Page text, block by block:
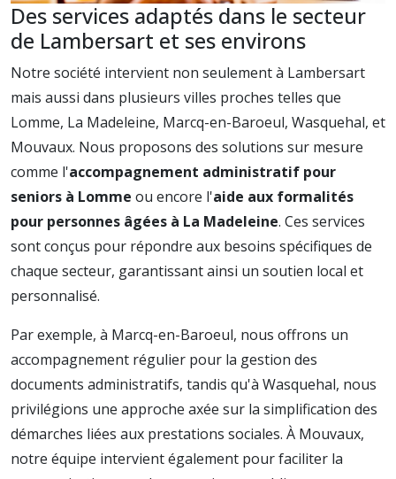
Des services adaptés dans le secteur
de Lambersart et ses environs
Notre société intervient non seulement à Lambersart
mais aussi dans plusieurs villes proches telles que
Lomme, La Madeleine, Marcq-en-Baroeul, Wasquehal, et
Mouvaux. Nous proposons des solutions sur mesure
comme l'accompagnement administratif pour
seniors à Lomme ou encore l'aide aux formalités
pour personnes âgées à La Madeleine. Ces services
sont conçus pour répondre aux besoins spécifiques de
chaque secteur, garantissant ainsi un soutien local et
personnalisé.
Par exemple, à Marcq-en-Baroeul, nous offrons un
accompagnement régulier pour la gestion des
documents administratifs, tandis qu'à Wasquehal, nous
privilégions une approche axée sur la simplification des
démarches liées aux prestations sociales. À Mouvaux,
notre équipe intervient également pour faciliter la